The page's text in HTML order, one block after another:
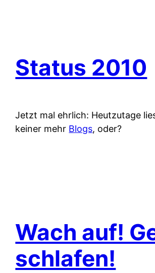
Status 2010
Jetzt mal ehrlich: Heutzutage
keiner mehr Blogs, oder?
Wach auf!
schlafen!